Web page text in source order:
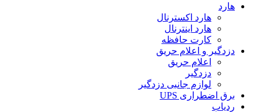
هارد
هارد اکسترنال
هارد اینترنال
کارت حافظه
دزدگیر و اعلام حریق
اعلام حریق
دزدگیر
لوازم جانبی دزدگیر
برق اضطراری UPS
ردیاب